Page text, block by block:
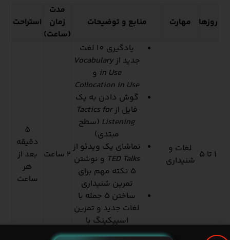
روزها مهارت منابع و توضیحات
مدت
زمان
(ساعت)
استراحت
1 تا 5
لغات و
شنیداری
یادگیری 10 لغت
جدید ازVocabulary
in Use و
Collocation in Use
گوش دادن به یک
فایل ازTactics for
Listening (سطح
مبتدی)
تماشای یک ویدئو از
TED Talks و نوشتن
5 نکته مهم برای
تمرین شنیداری
ساختن 5 جمله با
لغات جدید و تمرین
اسپیکینگ با
استفاده از این
2 ساعت
5
دقیقه
بعد از
هر
ساعت